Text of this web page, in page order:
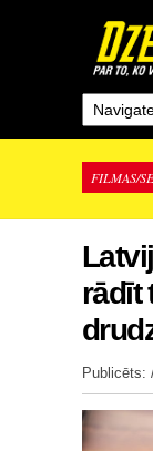
FILMAS/
rādīt
Publicēts: